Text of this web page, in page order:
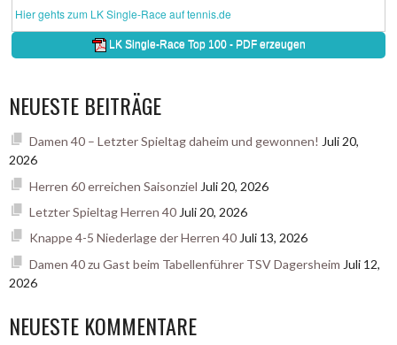
NEUESTE BEITRÄGE
Damen 40 – Letzter Spieltag daheim und gewonnen! Juli 20,
2026
Herren 60 erreichen Saisonziel Juli 20, 2026
Letzter Spieltag Herren 40 Juli 20, 2026
Knappe 4-5 Niederlage der Herren 40Juli 13, 2026
Damen 40 zu Gast beim Tabellenführer TSV Dagersheim Juli 12,
2026
NEUESTE KOMMENTARE